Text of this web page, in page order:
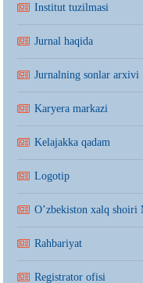
Institut tuzilmasi
Jurnal haqida
Jurnalning sonlar arxivi
Karyera markazi
Kelajakka qadam
Logotip
O’zbekiston xalq
Rahbariyat
Registrator ofisi